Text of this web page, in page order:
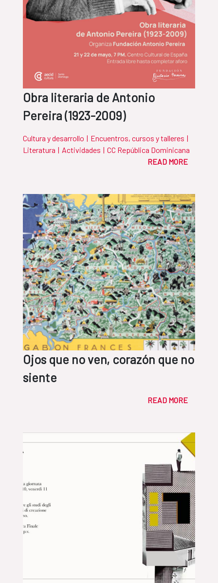
Obra literaria de Antonio
Pereira (1923-2009)
Cultura y desarrollo | Encuentros, cursos y talleres |
Literatura | Actividades | CC República Dominicana
READ MORE
Ojos que no ven, corazón que no
siente
READ MORE